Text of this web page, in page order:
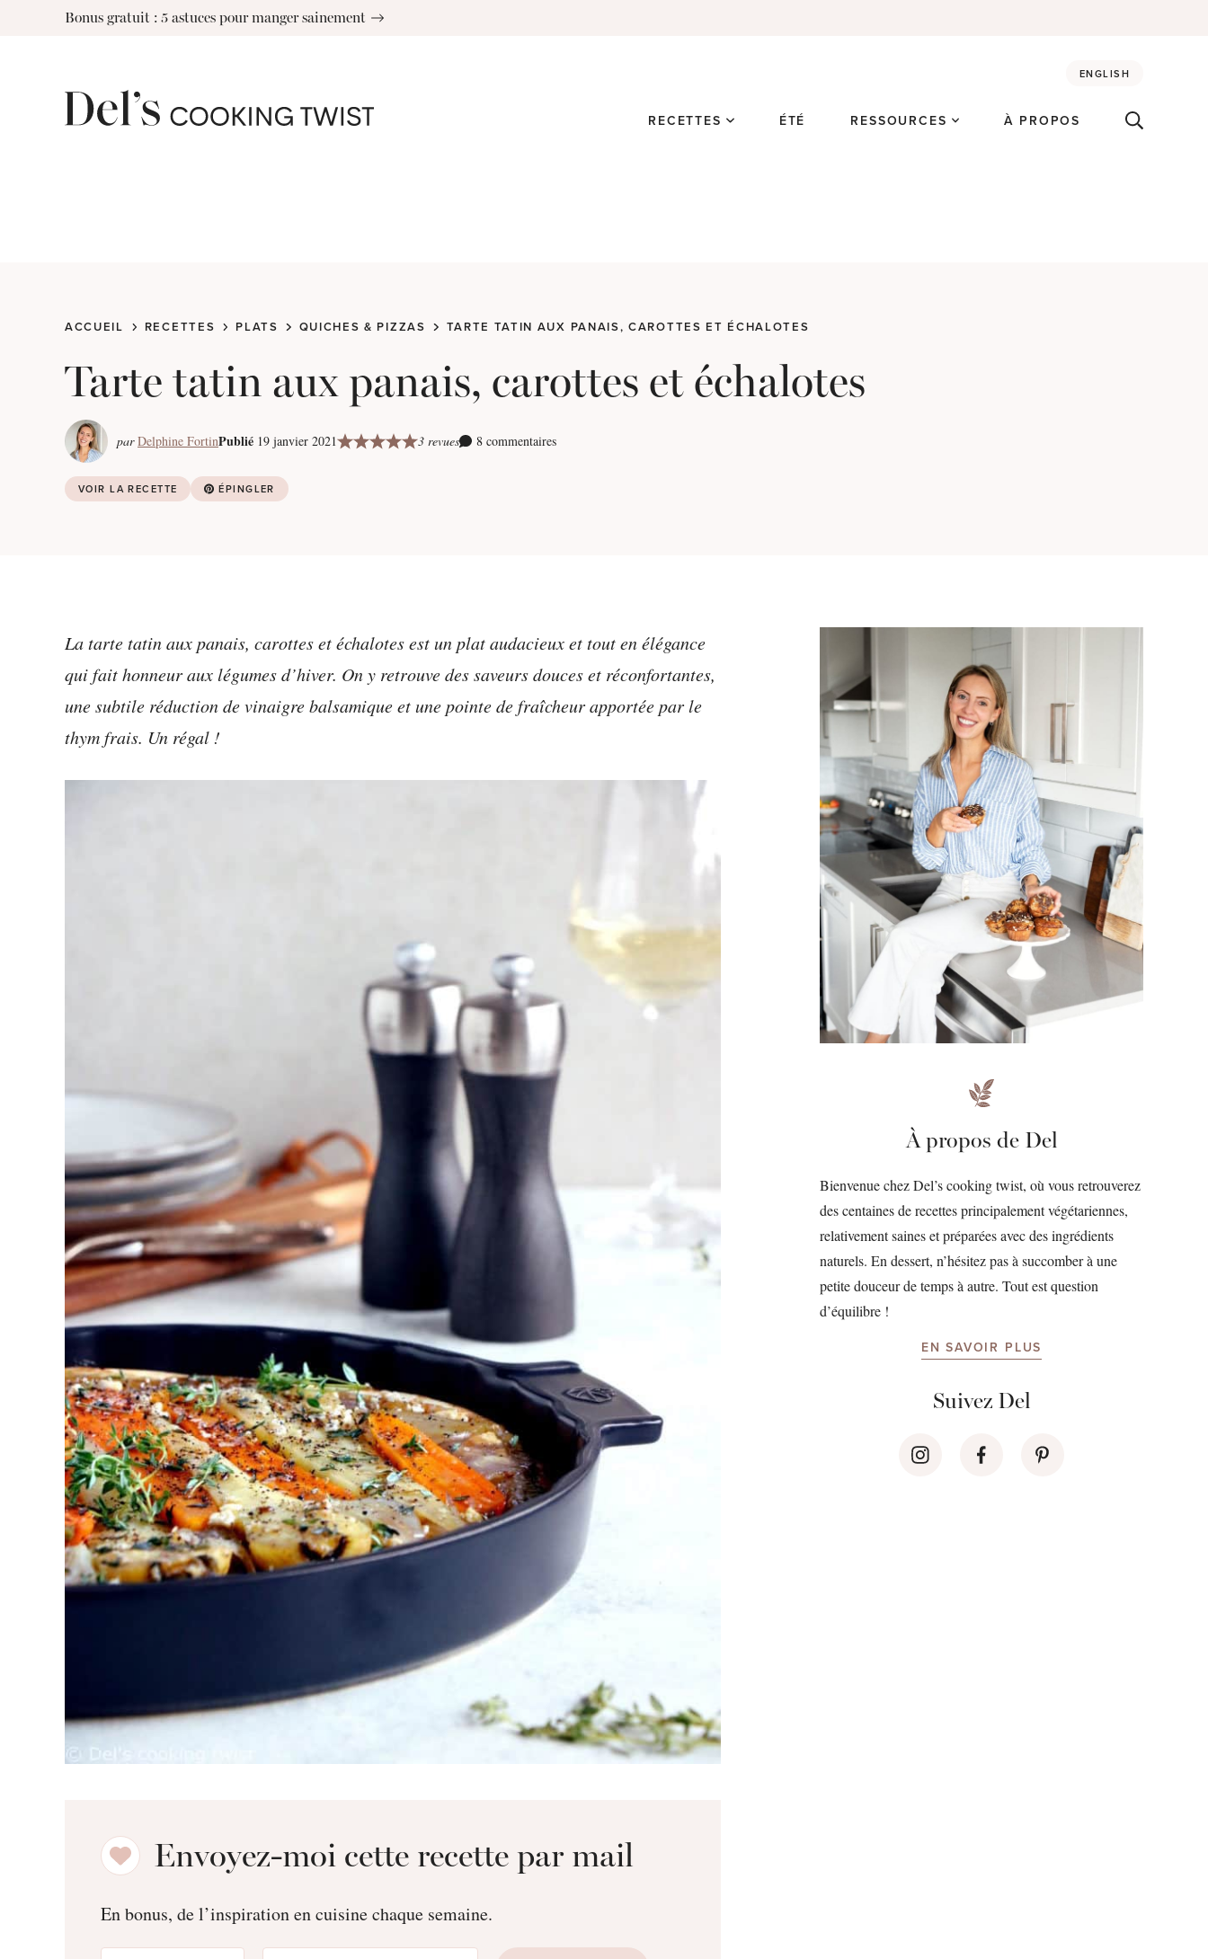
Bonus gratuit : 5 astuces pour manger sainement
ENGLISH
RECETTES ÉTÉ RESSOURCES À PROPOS
ACCUEIL RECETTES PLATS QUICHES & PIZZAS TARTE TATIN AUX PANAIS, CAROTTES ET ÉCHALOTES
Tarte tatin aux panais, carottes et échalotes
par Delphine FortinPublié 19 janvier 2021 3 revues 8 commentaires
VOIR LA RECETTE ÉPINGLER
La tarte tatin aux panais, carottes et échalotes est un plat audacieux et tout en élégance
qui fait honneur aux légumes d’hiver. On y retrouve des saveurs douces et réconfortantes,
une subtile réduction de vinaigre balsamique et une pointe de fraîcheur apportée par le
thym frais. Un régal !
Envoyez-moi cette recette par mail
En bonus, de l’inspiration en cuisine chaque semaine.
À propos de Del
Bienvenue chez Del’s cooking twist, où vous retrouverez
des centaines de recettes principalement végétariennes,
relativement saines et préparées avec des ingrédients
naturels. En dessert, n’hésitez pas à succomber à une
petite douceur de temps à autre. Tout est question
d’équilibre !
EN SAVOIR PLUS
Suivez Del